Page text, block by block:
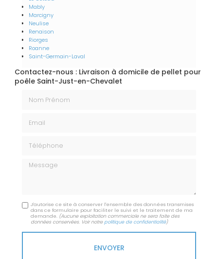
Mably
Marcigny
Neulise
Renaison
Riorges
Roanne
Saint-Germain-Laval
Contactez-nous : Livraison à domicile de pellet pour
poêle Saint-Just-en-Chevalet
Message
J'autorise ce site à conserver l'ensemble des données transmises
dans ce formulaire pour faciliter le suivi et le traitement de ma
demande. (Aucune exploitation commerciale ne sera faite des
données conservées. Voir notre politique de confidentialité)